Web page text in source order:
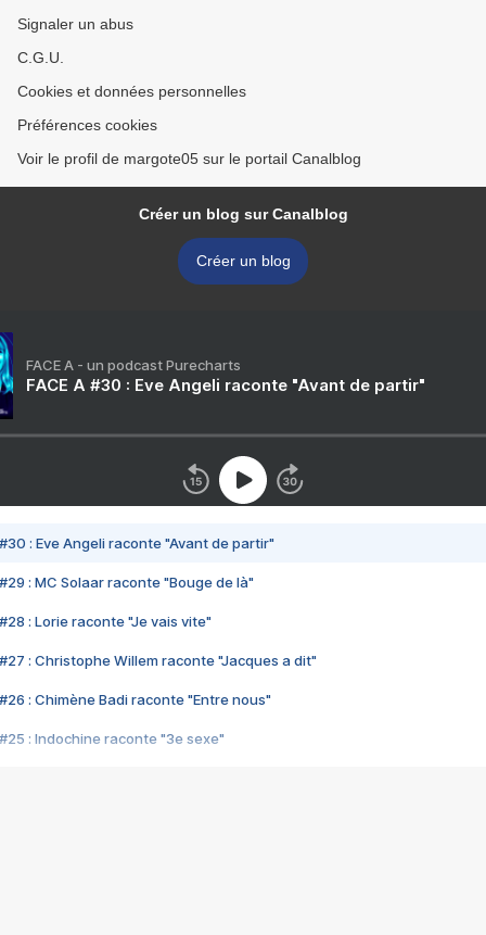
Signaler un abus
C.G.U.
Cookies et données personnelles
Préférences cookies
Voir le profil de margote05 sur le portail Canalblog
Créer un blog sur Canalblog
Créer un blog
FACE A - un podcast Purecharts
FACE A #30 : Eve Angeli raconte "Avant de partir"
#30 : Eve Angeli raconte "Avant de partir"
#29 : MC Solaar raconte "Bouge de là"
#28 : Lorie raconte "Je vais vite"
#27 : Christophe Willem raconte "Jacques a dit"
#26 : Chimène Badi raconte "Entre nous"
#25 : Indochine raconte "3e sexe"